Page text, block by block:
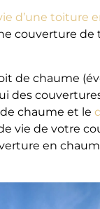
d’une toiture
couverture de
de chaume
des
chaume et le
vie de votre
en